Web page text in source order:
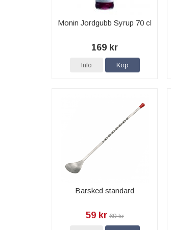
Monin Jordgubb Syrup 70 cl
169 kr
Info Köp
Barsked standard
59 kr 69 kr